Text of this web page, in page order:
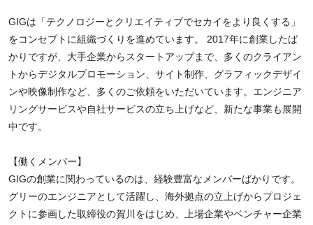
GIGは「テクノロジーとクリエイティブでセカイをより良くする」
をコンセプトに組織づくりを進めています。 2017年に創業したば
かりですが、大手企業からスタートアップまで、多くのクライアン
トからデジタルプロモーション、サイト制作、グラフィックデザイ
ンや映像制作など、多くのご依頼をいただいています。エンジニア
リングサービスや自社サービスの立ち上げなど、新たな事業も展開
中です。
【働くメンバー】
GIGの創業に関わっているのは、経験豊富なメンバーばかりです。
グリーのエンジニアとして活躍し、海外拠点の立上げからプロジェ
クトに参画した取締役の賀川をはじめ、上場企業やベンチャー企業